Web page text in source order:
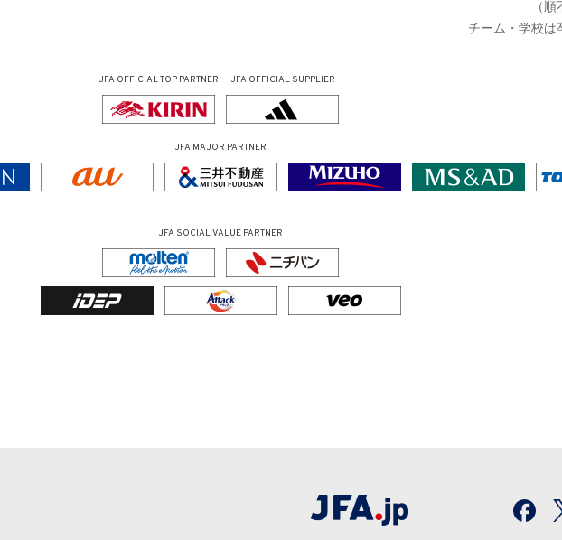
（順
チーム・学校は
JFA OFFICIALTOP PARTNER JFA OFFICIAL SUPPLIER
JFA MAJOR PARTNER
JFA SOCIAL VALUE PARTNER